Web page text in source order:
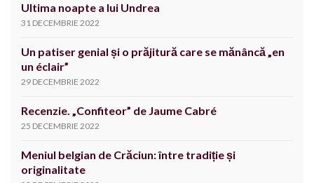
Ultima noapte a lui Undrea
31 DECEMBRIE 2022
Un patiser genial și o prăjitură care se mănâncă „en
un éclair”
29 DECEMBRIE 2022
Recenzie. „Confiteor” de Jaume Cabré
25 DECEMBRIE 2022
Meniul belgian de Crăciun: între tradiție și
originalitate